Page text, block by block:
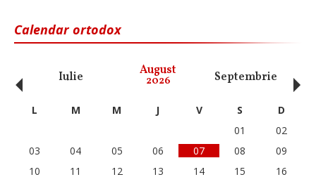
Calendar ortodox
Iulie August
2026 Septembrie
‹ L M M J V S
D
01
02
03
04 05 06 07 08
09
10
11 12 13 14 15
16